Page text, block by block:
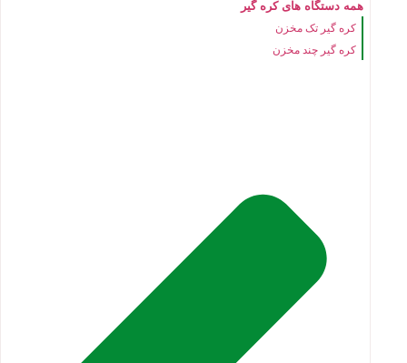
همه دستگاه های کره گیر
کره گیر تک مخزن
کره گیر چند مخزن